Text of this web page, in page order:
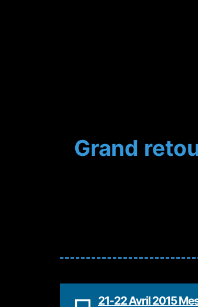
Grand
21-22 Avril 2015